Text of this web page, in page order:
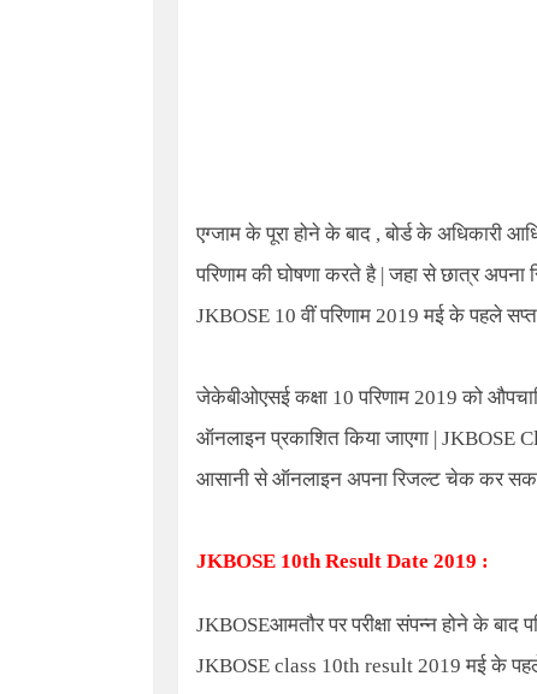
एग्जाम के पूरा होने के बाद ,बोर्ड के अधिकारी
परिणाम की घोषणा करते है |जहा से छात्र
JKBOSE 10 वीं परिणाम 2019 मई के पहले
जेकेबीओएसई कक्षा 10 परिणाम 2019 को
ऑनलाइन प्रकाशित किया जाएगा | JKBOSE
आसानी से ऑनलाइन अपना रिजल्ट चेक कर
JKBOSE 10th Result Date 2019 :
JKBOSEआमतौर पर परीक्षा संपन्न होने के बाद
JKBOSE class 10th result 2019 मई के